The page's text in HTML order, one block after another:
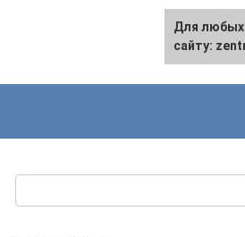
Для любых
сайту: